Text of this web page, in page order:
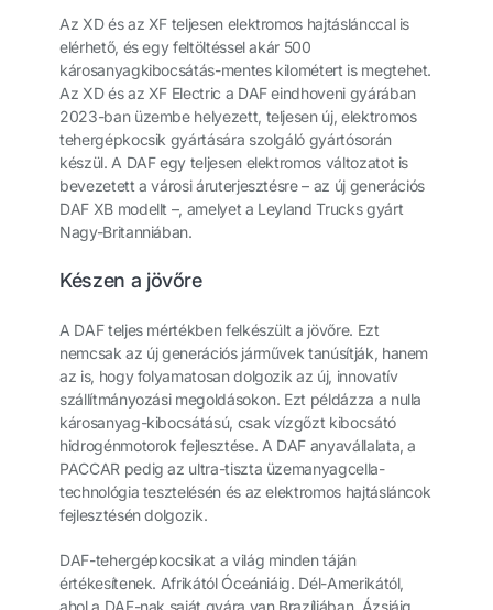
Az XD és az XF teljesen elektromos hajtáslánccal is
elérhető, és egy feltöltéssel akár 500
károsanyagkibocsátás-mentes kilométert is megtehet.
Az XD és az XF Electric a DAF eindhoveni gyárában
2023-ban üzembe helyezett, teljesen új, elektromos
tehergépkocsik gyártására szolgáló gyártósorán
készül. A DAF egy teljesen elektromos változatot is
bevezetett a városi áruterjesztésre – az új generációs
DAF XB modellt –, amelyet a Leyland Trucks gyárt
Nagy-Britanniában.
Készen a jövőre
A DAF teljes mértékben felkészült a jövőre. Ezt
nemcsak az új generációs járművek tanúsítják, hanem
az is, hogy folyamatosan dolgozik az új, innovatív
szállítmányozási megoldásokon. Ezt példázza a nulla
károsanyag-kibocsátású, csak vízgőzt kibocsátó
hidrogénmotorok fejlesztése. A DAF anyavállalata, a
PACCAR pedig az ultra-tiszta üzemanyagcella-
technológia tesztelésén és az elektromos hajtásláncok
fejlesztésén dolgozik.
DAF-tehergépkocsikat a világ minden táján
értékesítenek. Afrikától Óceániáig. Dél-Amerikától,
ahol a DAF-nak saját gyára van Brazíliában, Ázsiáig.